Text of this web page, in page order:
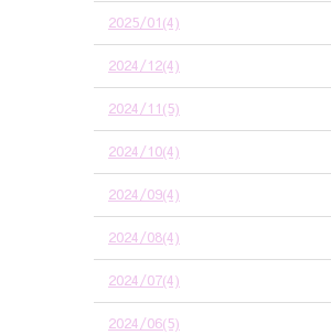
2025/01(4)
2024/12(4)
2024/11(5)
2024/10(4)
2024/09(4)
2024/08(4)
2024/07(4)
2024/06(5)